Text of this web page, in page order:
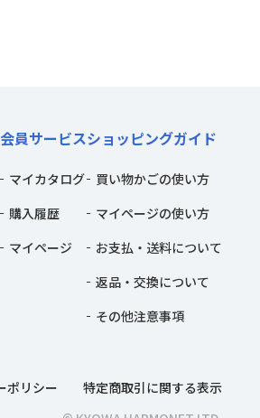
会員サービス
マイカタログ
購入履歴
マイページ
ショッピングガイド
買い物かごの使い方
マイページの使い方
お支払・送料について
返品・交換について
その他注意事項
ポリシー
特定商取引に関する表示